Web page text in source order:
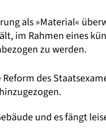
als »Material«
im Rahmen eines
zu werden.
des
und es fängt